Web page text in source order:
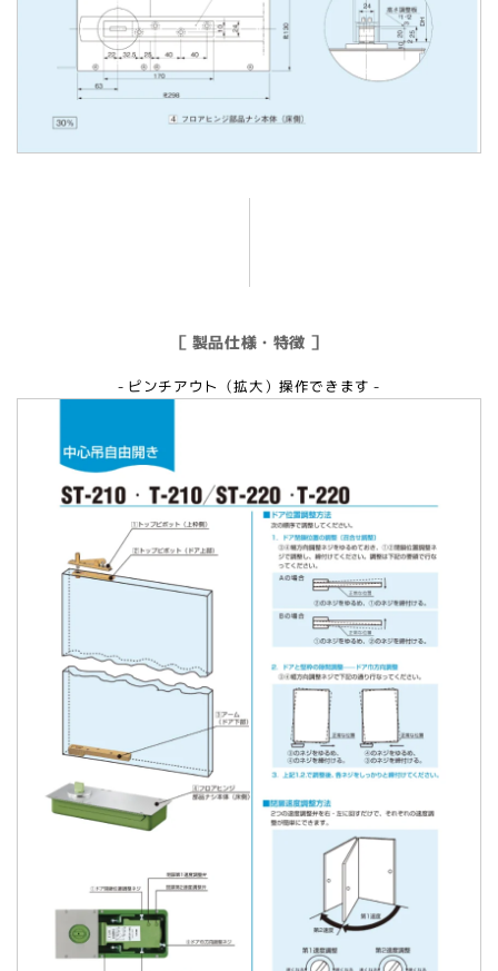
［ 製品仕様・特徴 ］
- ピンチアウト（拡大）操作できます -